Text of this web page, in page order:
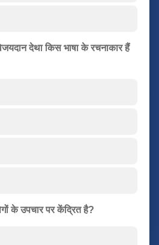
देथा किस भाषा के रचनाकार हैं
के उपचार पर केंद्रित है?